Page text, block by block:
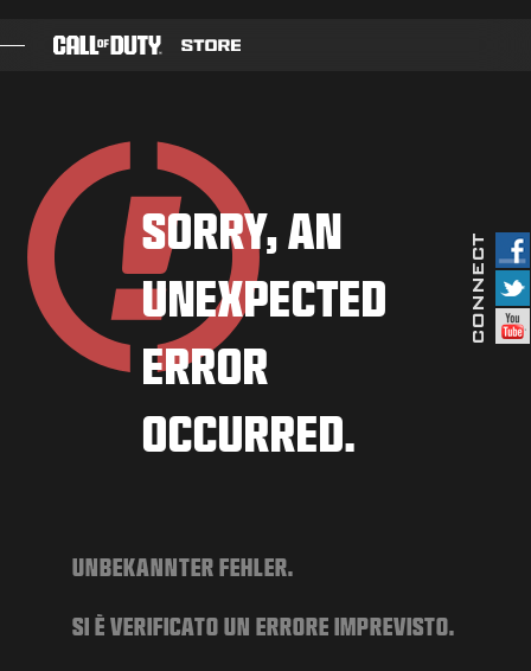
BATTLE PASS
BLACKCELL
COD POINTS
COMBAT BUILDS
ESPORTS
SORRY, AN
UNEXPECTED
ERROR
OCCURRED.
UNBEKANNTER FEHLER.
SI È VERIFICATO UN ERRORE IMPREVISTO.